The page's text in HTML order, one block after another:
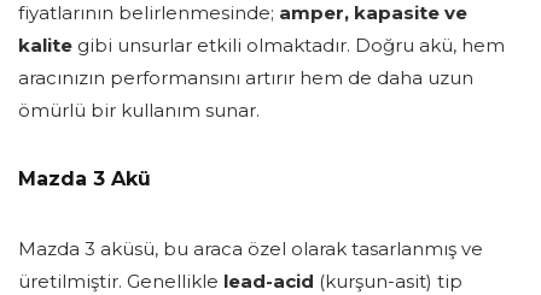
fiyatlarının belirlenmesinde; amper, kapasite ve
kalite gibi unsurlar etkili olmaktadır. Doğru akü, hem
aracınızın performansını artırır hem de daha uzun
ömürlü bir kullanım sunar.
Mazda 3 Akü
Mazda 3 aküsü, bu araca özel olarak tasarlanmış ve
üretilmiştir. Genellikle lead-acid (kurşun-asit) tip